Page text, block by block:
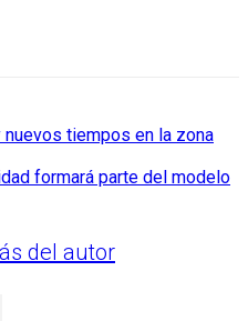
tiempos en la zona
formará parte del modelo
del autor